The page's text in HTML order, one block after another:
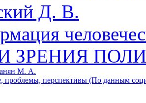
Д. В.
ЗРЕНИЯ
М. А.
проблемы, перспективы (По данным